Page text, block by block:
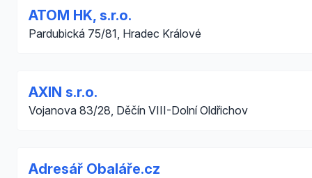
ATOM HK, s.r.o.
Pardubická 75/81, Hradec Králové
AXIN s.r.o.
Vojanova 83/28, Děčín VIII-Dolní Oldřichov
Adresář Obaláře.cz